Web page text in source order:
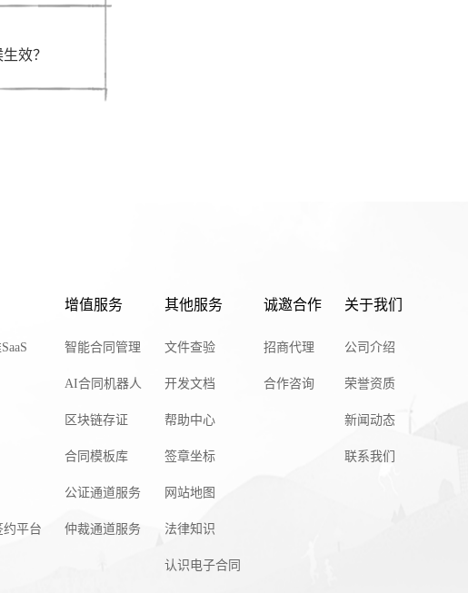
效？
约平台
增值服务
智能合同管理
AI合同机器人
区块链存证
合同模板库
公证通道服务
仲裁通道服务
其他服务
文件查验
开发文档
帮助中心
签章坐标
网站地图
法律知识
认识电子合同
诚邀合作
招商代理
合作咨询
关于我们
公司介绍
荣誉资质
新闻动态
联系我们